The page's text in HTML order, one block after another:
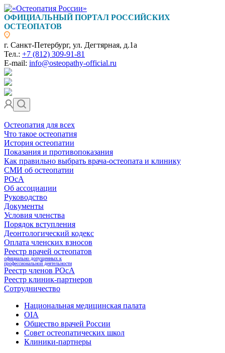
ОФИЦИАЛЬНЫЙ ПОРТАЛ РОССИЙСКИХ
ОСТЕОПАТОВ
г. Санкт-Петербург, ул. Дегтярная, д.1а
Тел.: +7 (812) 309-91-81
E-mail: info@osteopathy-official.ru
Остеопатия для всех
Что такое остеопатия
История остеопатии
Показания и противопоказания
Как правильно выбрать врача-остеопата и клинику
СМИ об остеопатии
РОсА
Об ассоциации
Руководство
Документы
Условия членства
Порядок вступления
Деонтологический кодекс
Оплата членских взносов
Реестр врачей остеопатов
официально допущенных к
профессиональной деятельности
Реестр членов РОсА
Реестр клиник-партнеров
Сотрудничество
Национальная медицинская палата
OIA
Общество врачей России
Совет остеопатических школ
Клиники-партнеры